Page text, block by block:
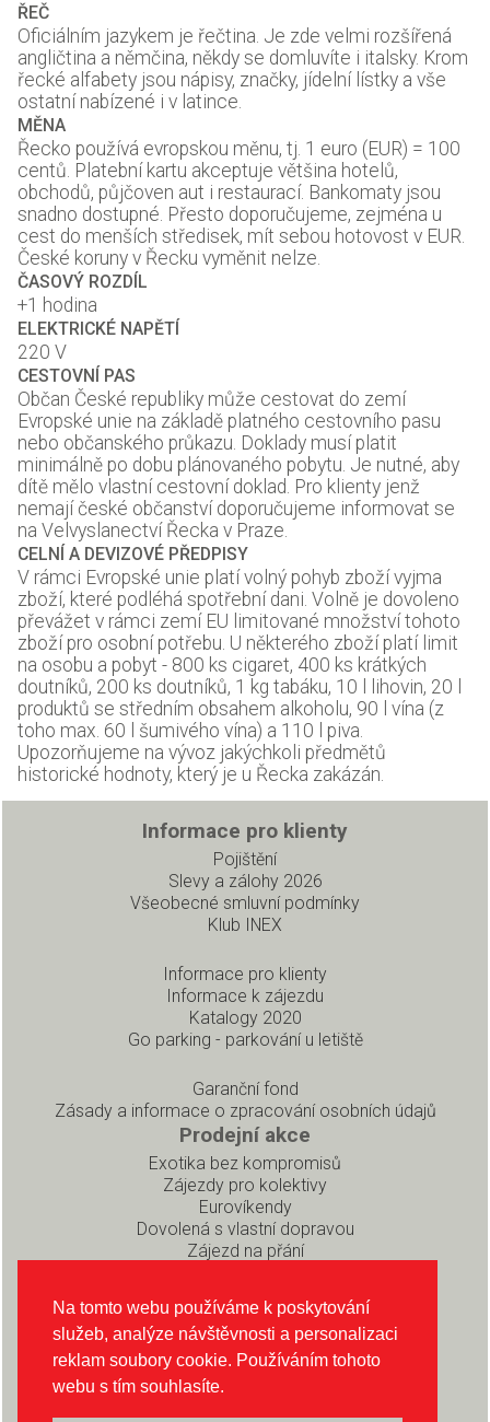
Na tomto webu používáme k poskytování
služeb, analýze návštěvnosti a personalizaci
reklam soubory cookie. Používáním tohoto
webu s tím souhlasíte.
ŘEČ
Oficiálním jazykem je řečtina. Je zde velmi rozšířená
angličtina a němčina, někdy se domluvíte i italsky. Krom
řecké alfabety jsou nápisy, značky, jídelní lístky a vše
ostatní nabízené i v latince.
MĚNA
Řecko používá evropskou měnu, tj. 1 euro (EUR) = 100
centů. Platební kartu akceptuje většina hotelů,
obchodů, půjčoven aut i restaurací. Bankomaty jsou
snadno dostupné. Přesto doporučujeme, zejména u
cest do menších středisek, mít sebou hotovost v EUR.
České koruny v Řecku vyměnit nelze.
ČASOVÝ ROZDÍL
+1 hodina
ELEKTRICKÉ NAPĚTÍ
220 V
CESTOVNÍ PAS
Občan České republiky může cestovat do zemí
Evropské unie na základě platného cestovního pasu
nebo občanského průkazu. Doklady musí platit
minimálně po dobu plánovaného pobytu. Je nutné, aby
dítě mělo vlastní cestovní doklad. Pro klienty jenž
nemají české občanství doporučujeme informovat se
na Velvyslanectví Řecka v Praze.
CELNÍ A DEVIZOVÉ PŘEDPISY
V rámci Evropské unie platí volný pohyb zboží vyjma
zboží, které podléhá spotřební dani. Volně je dovoleno
převážet v rámci zemí EU limitované množství tohoto
zboží pro osobní potřebu. U některého zboží platí limit
na osobu a pobyt - 800 ks cigaret, 400 ks krátkých
doutníků, 200 ks doutníků, 1 kg tabáku, 10 l lihovin, 20 l
produktů se středním obsahem alkoholu, 90 l vína (z
toho max. 60 l šumivého vína) a 110 l piva.
Upozorňujeme na vývoz jakýchkoli předmětů
historické hodnoty, který je u Řecka zakázán.
Informace pro klienty
Pojištění
Slevy a zálohy 2026
Všeobecné smluvní podmínky
Klub INEX
Informace pro klienty
Informace k zájezdu
Katalogy 2020
Go parking - parkování u letiště
Garanční fond
Zásady a informace o zpracování osobních údajů
Prodejní akce
Exotika bez kompromisů
Zájezdy pro kolektivy
Eurovíkendy
Dovolená s vlastní dopravou
Zájezd na přání
Rezervační systém pro prodejce
Soubory ke stažení
O CK INEX
Sledujte nás na Instagramu